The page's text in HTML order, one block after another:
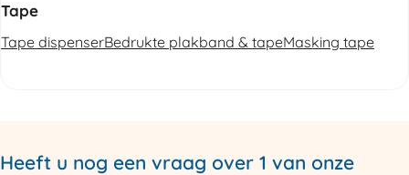
Tape
Tape dispenserBedrukte plakband & tapeMasking tape
Heeft u nog een vraag over 1 van onze